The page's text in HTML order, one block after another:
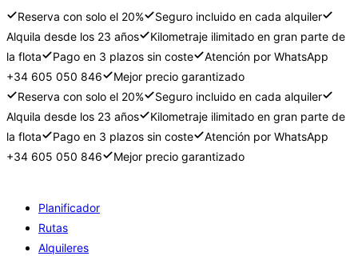
Reserva con solo el 20%
Seguro incluido en cada alquiler
Alquila desde los 23 años
Kilometraje ilimitado en gran parte de
la flota
Pago en 3 plazos sin coste
Atención por WhatsApp
+34 605 050 846
Mejor precio garantizado
Reserva con solo el 20%
Seguro incluido en cada alquiler
Alquila desde los 23 años
Kilometraje ilimitado en gran parte de
la flota
Pago en 3 plazos sin coste
Atención por WhatsApp
+34 605 050 846
Mejor precio garantizado
contenido
Planificador
Rutas
Alquileres